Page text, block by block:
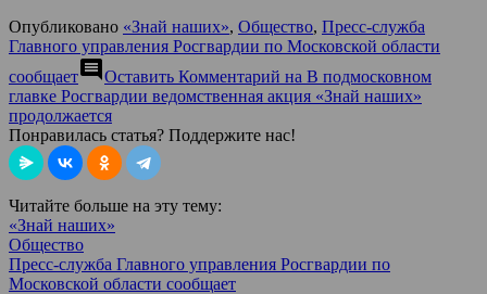
Опубликовано «Знай наших», Общество, Пресс-служба
Главного управления Росгвардии по Московской области
сообщаетcomment Оставить Комментарий на В подмосковном
главке Росгвардии ведомственная акция «Знай наших»
продолжается
Понравилась статья? Поддержите нас!
Читайте больше на эту тему:
«Знай наших»
Общество
Пресс-служба Главного управления Росгвардии по
Московской области сообщает